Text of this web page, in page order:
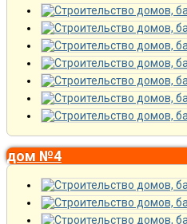
дом №4